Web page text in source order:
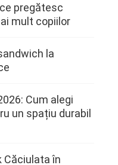
pregătesc
mult copiilor
la
Cum alegi
un spațiu durabil
Căciulata în